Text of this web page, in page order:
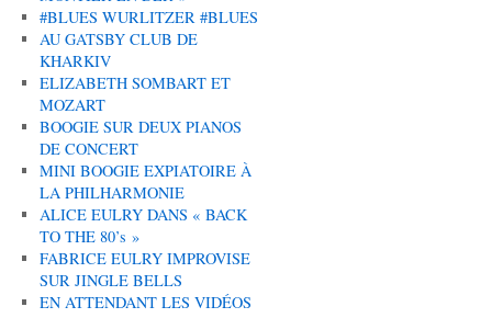
#BLUES WURLITZER #BLUES
AU GATSBY CLUB DE
KHARKIV
ELIZABETH SOMBART ET
MOZART
BOOGIE SUR DEUX PIANOS
DE CONCERT
MINI BOOGIE EXPIATOIRE À
LA PHILHARMONIE
ALICE EULRY DANS « BACK
TO THE 80’s »
FABRICE EULRY IMPROVISE
SUR JINGLE BELLS
EN ATTENDANT LES VIDÉOS